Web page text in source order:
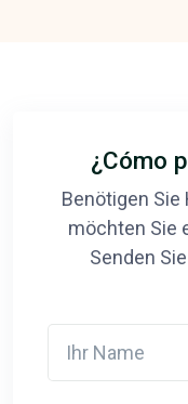
¿Cómo
Benötigen Sie
möchten Sie
Senden